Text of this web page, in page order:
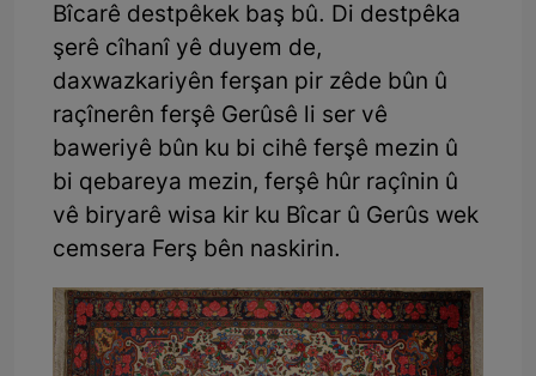
Bîcarê destpêkek baş bû. Di destpêka
şerê cîhanî yê duyem de,
daxwazkariyên ferşan pir zêde bûn û
raçînerên ferşê Gerûsê li ser vê
baweriyê bûn ku bi cihê ferşê mezin û
bi qebareya mezin, ferşê hûr raçînin û
vê biryarê wisa kir ku Bîcar û Gerûs wek
cemsera Ferş bên naskirin.